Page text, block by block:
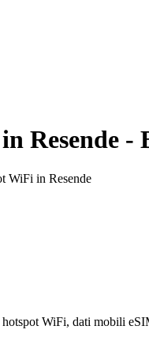
Resende -
WiFi in Resende
WiFi, dati mobili